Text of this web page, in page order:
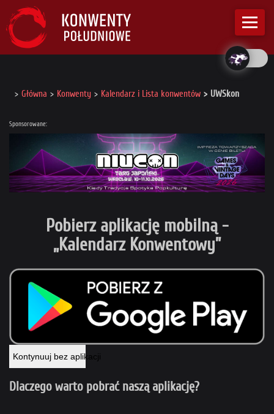
Główna Konwenty Kalendarz i Lista konwentów UWSkon
Sponsorowane:
Pobierz aplikację mobilną -
„Kalendarz Konwentowy”
Kontynuuj bez aplikacji
Dlaczego warto pobrać naszą aplikację?